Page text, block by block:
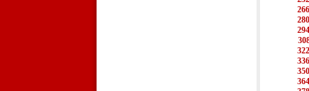
266
280
294
322
336
350
364